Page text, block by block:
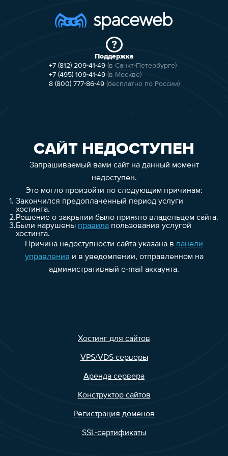
Поддержка
+7 (812) 209-41-49 (в Санкт-Петербурге)
+7 (495) 109-41-49 (в Москве)
8 (800) 777-86-49 (бесплатно по России)
САЙТ НЕДОСТУПЕН
Запрашиваемый вами сайт на данный момент
недоступен.
Это могло произойти по следующим причинам:
1. Закончился предоплаченный период услуги
хостинга.
2.Решение о закрытии было принято владельцем сайта.
3.Были нарушены правилапользования услугой
хостинга.
Причина недоступности сайта указана в панели
управления и в уведомлении, отправленном на
административный e-mail аккаунта.
Хостинг для сайтов
VPS/VDS серверы
Аренда сервера
Конструктор сайтов
Регистрация доменов
SSL-сертификаты